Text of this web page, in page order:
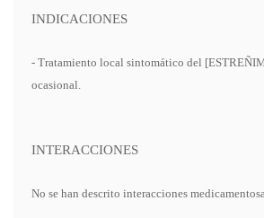
INDICACIONES
- Tratamiento local sintomático del
ocasional.
INTERACCIONES
No se han descrito interacciones